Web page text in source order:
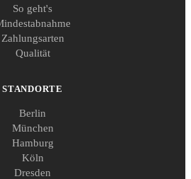
So geht's
Zahlungsarten
Qualität
STANDORTE
Berlin
München
Hamburg
Köln
Dresden